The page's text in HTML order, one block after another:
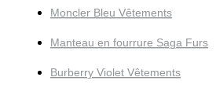
Moncler Bleu Vêtements
Manteau en fourrure Saga Furs
Burberry Violet Vêtements